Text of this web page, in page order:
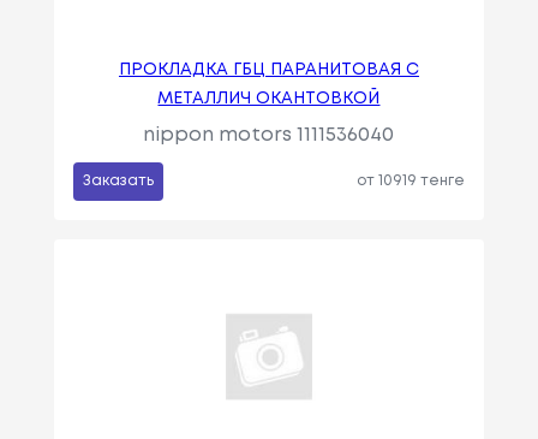
ПРОКЛАДКА ГБЦ ПАРАНИТОВАЯ С
МЕТАЛЛИЧ ОКАНТОВКОЙ
nippon motors 1111536040
Заказать от 10919 тенге